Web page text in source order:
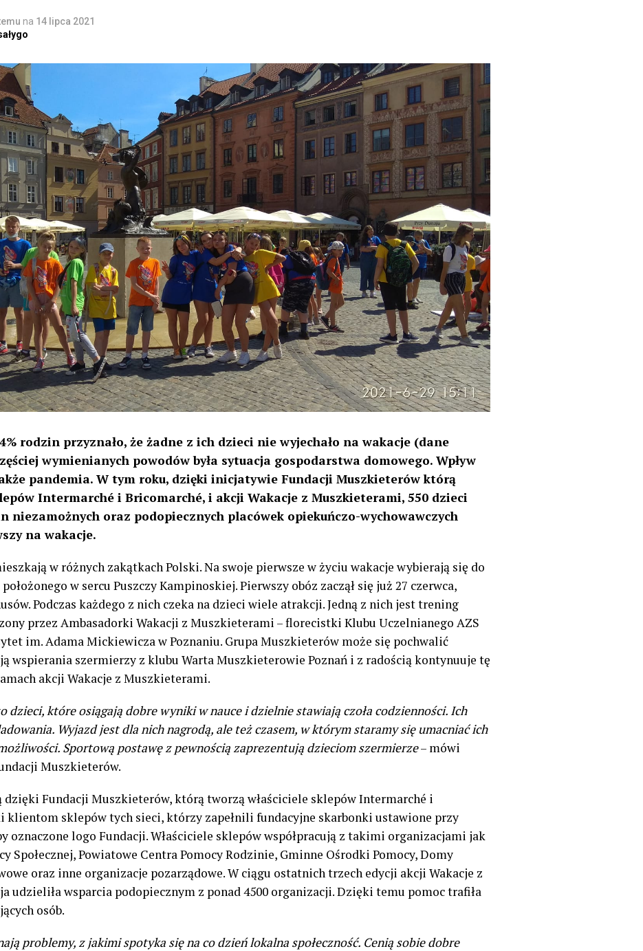
na 14 lipca 2021
rodzin przyznało, że żadne z ich dzieci nie wyjechało na wakacje (dane
wymienianych powodów była sytuacja gospodarstwa domowego. Wpływ
pandemia. W tym roku, dzięki inicjatywie Fundacji Muszkieterów którą
Intermarché i Bricomarché, i akcji Wakacje z Muszkieterami, 550 dzieci
niezamożnych oraz podopiecznych placówek opiekuńczo-wychowawczych
na wakacje.
w różnych zakątkach Polski. Na swoje pierwsze w życiu wakacje wybierają się do
w sercu Puszczy Kampinoskiej. Pierwszy obóz zaczął się już 27 czerwca,
Podczas każdego z nich czeka na dzieci wiele atrakcji. Jedną z nich jest trening
przez Ambasadorki Wakacji z Muszkieterami –florecistki Klubu Uczelnianego AZS
im. Adama Mickiewicza w Poznaniu. Grupa Muszkieterów może się pochwalić
wspierania szermierzy z klubu Warta Muszkieterowie Poznań i z radością kontynuuje tę
akcji Wakacje z Muszkieterami.
dzieci, które osiągają dobre wyniki w nauce i dzielnie stawiają czoła codzienności. Ich
Wyjazd jest dla nich nagrodą, ale też czasem, w którym staramy się umacniać ich
Sportową postawę z pewnością zaprezentują dzieciom szermierze– mówi
Muszkieterów.
dzięki Fundacji Muszkieterów, którą tworzą właściciele sklepów Intermarché i
klientom sklepów tych sieci, którzy zapełnili fundacyjne skarbonki ustawione przy
oznaczone logo Fundacji. Właściciele sklepów współpracują z takimi organizacjami jak
Społecznej, Powiatowe Centra Pomocy Rodzinie, Gminne Ośrodki Pomocy, Domy
oraz inne organizacje pozarządowe. W ciągu ostatnich trzech edycji akcji Wakacje z
udzieliła wsparcia podopiecznym z ponad 4500 organizacji. Dzięki temu pomoc trafiła
osób.
problemy, z jakimi spotyka się na co dzień lokalna społeczność. Cenią sobie dobre